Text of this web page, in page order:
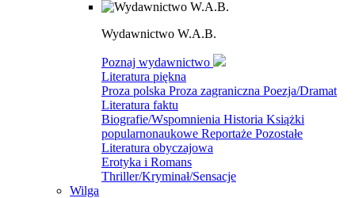
Wydawnictwo W.A.B.
Poznaj wydawnictwo
Literatura piękna
Proza polska Proza zagraniczna Poezja/Dramat
Literatura faktu
Biografie/Wspomnienia Historia Książki
popularnonaukowe Reportaże Pozostałe
Literatura obyczajowa
Erotyka i Romans
Thriller/Kryminał/Sensacje
Wilga